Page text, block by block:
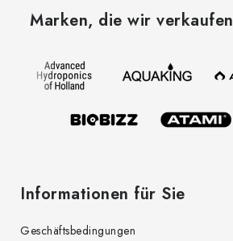
Marken, die wir verkaufen
Informationen für Sie
Geschäftsbedingungen